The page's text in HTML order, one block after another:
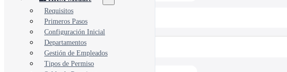
📂 View All 40+ Modules →
Rise CRM
Requisitos
Primeros Pasos
Configuración Inicial
Departamentos
Gestión de Empleados
Tipos de Permiso